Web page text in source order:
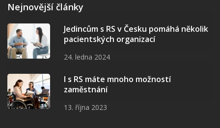
Nejnovější články
Jedincům s RS v Česku pomáhá několik
pacientských organizací
24. ledna 2024
I s RS máte mnoho možností
zaměstnání
13. října 2023